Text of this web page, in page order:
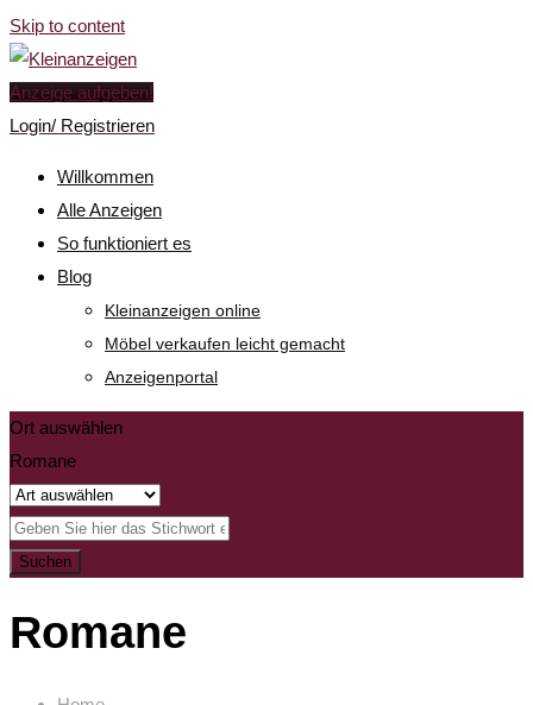
Skip to content
Anzeige aufgeben!
Login/ Registrieren
Willkommen
Alle Anzeigen
So funktioniert es
Blog
Kleinanzeigen online
Möbel verkaufen leicht gemacht
Anzeigenportal
Ort auswählen
Romane
Suchen
Romane